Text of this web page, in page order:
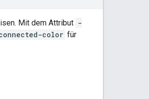
Mit dem Attribut -
color für